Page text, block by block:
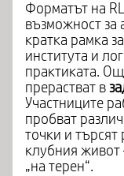
Форматът на
възможност за
кратка рамка
института и
практиката.
прерастват в
Участниците
пробват
точки и
клубния живот
„на терен“.